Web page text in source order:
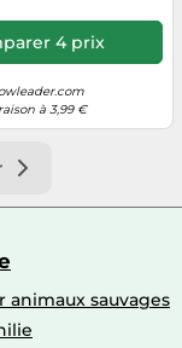
4 prix
à 3,99 €
animaux sauvages